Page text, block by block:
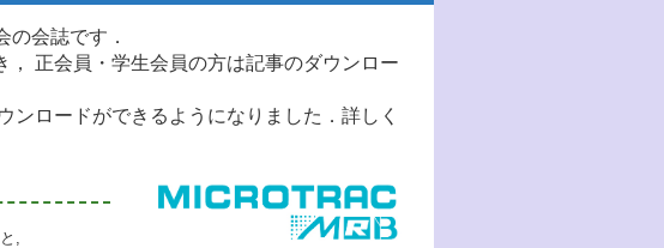
の会誌です．
正会員・学生会員の方は記事のダウンロー
ロードができるようになりました．詳しく
,